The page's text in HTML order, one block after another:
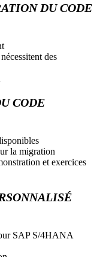
DU CODE
des
CODE
la migration
et exercices
SAP S/4HANA